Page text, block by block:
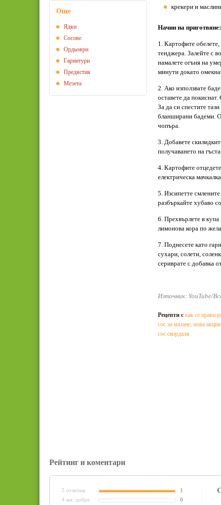
крекери и
Начин на приготвяне:
1. Картофите
тенджера. Залейте с
намалете огъня на
минути докато
2. Ако използвате
оставете да
За да си спестите
бланширани бадеми.
чопъра.
3. Добавете
получаването на
4. Картофите
електрическа
5. Изсипетте
разбъркайте хубаво
6. Прехвърлете в
лимонова кора по
7. Поднесете като
сухари, солети,
сериврате с добавка
Източник: YouTube/
Рецепти с как се прави
сос за мазане, нова акция
сос скордаля
Още
Ядки
Сосове
Ордьоври
Гарнитури
Предястия
Мезета
Рейтинг и коментари
5 отлична
1
4 мн. добре
0